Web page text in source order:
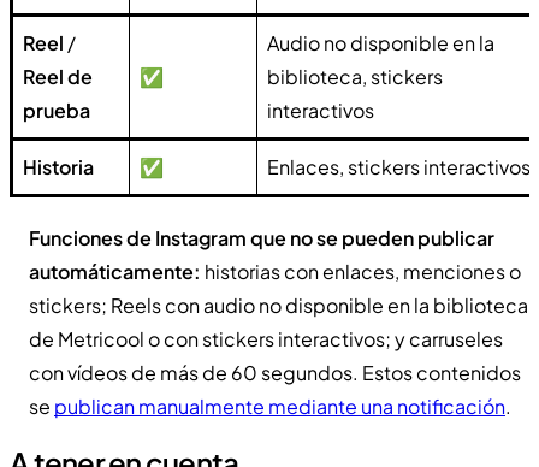
Reel /
Reel de
prueba
✅
Audio no disponible en la
biblioteca, stickers
interactivos
Historia ✅ Enlaces, stickers interactivos
Funciones de Instagram que no se pueden publicar
automáticamente: historias con enlaces, menciones o
stickers; Reels con audio no disponible en la biblioteca
de Metricool o con stickers interactivos; y carruseles
con vídeos de más de 60 segundos. Estos contenidos
se publican manualmente mediante una notificación.